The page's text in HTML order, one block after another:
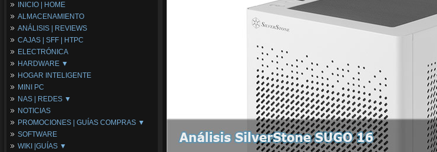
INICIO | HOME
ALMACENAMIENTO
ANÁLISIS | REVIEWS
CAJAS | SFF | HTPC
ELECTRÓNICA
HARDWARE ▼
Fuentes de Alimentación
Memória RAM
Placas Base
Procesadores
Periféricos
Refrigeración
Tarjetas Gráficas
HOGAR INTELIGENTE
MINI PC
NAS | REDES ▼
NAS
Espacio Synology
Redes
NOTICIAS
PROMOCIONES | GUÍAS COMPRAS ▼
Configuraciones Ordenadores
Guías de Compras
SOFTWARE
WIKI |GUÍAS ▼